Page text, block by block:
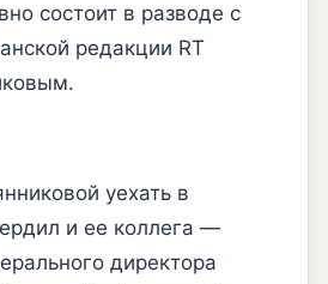
состоит в разводе с
редакции RT
уехать в
и ее коллега —
директора